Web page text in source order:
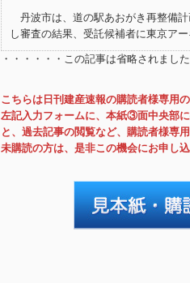
丹波市は、道の駅あおがき再整備
し審査の結果、受託候補者に東京ア
・・・・・・この記事は省略されました
こちらは日刊建産速報の購読者様専用
左記入力フォームに、本紙③面中央部
と、過去記事の閲覧など、購読者様専
未購読の方は、是非この機会にお申し込